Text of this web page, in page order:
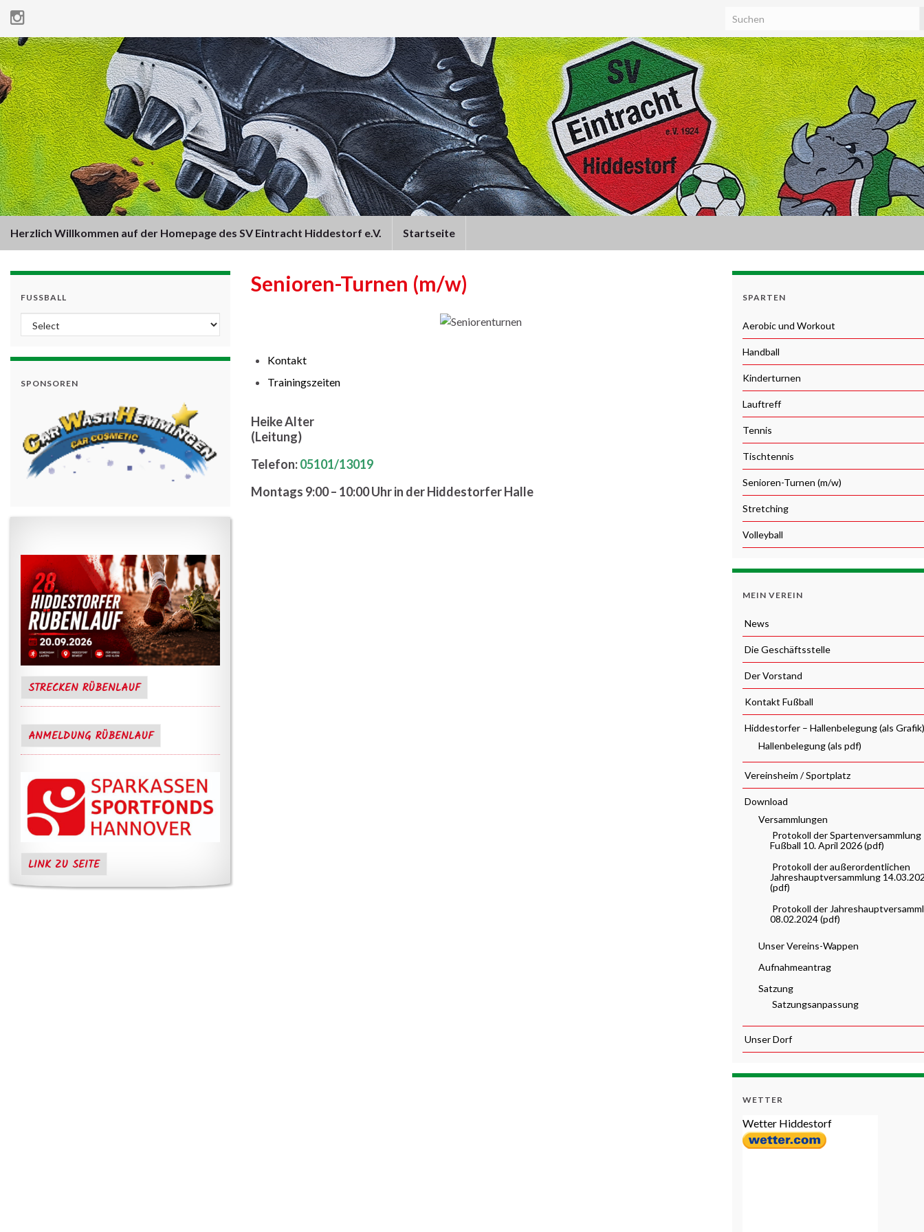
Herzlich Willkommen auf der Homepage des SV Eintracht Hiddestorf e.V. Startseite
FUSSBALL
SPONSOREN
STRECKEN RÜBENLAUF
ANMELDUNG RÜBENLAUF
LINK ZU SEITE
Senioren-Turnen (m/w)
Kontakt
Trainingszeiten
Heike Alter
(Leitung)
Telefon:05101/13019
Montags 9:00 – 10:00 Uhr in der Hiddestorfer Halle
SPARTEN
Aerobic und Workout
Handball
Kinderturnen
Lauftreff
Tennis
Tischtennis
Senioren-Turnen (m/w)
Stretching
Volleyball
MEIN VEREIN
News
Die Geschäftsstelle
Der Vorstand
Kontakt Fußball
Hiddestorfer – Hallenbelegung (als Grafik)
Hallenbelegung (als pdf)
Vereinsheim / Sportplatz
Download
Versammlungen
Protokoll der Spartenversammlung
Fußball 10. April 2026 (pdf)
Protokoll der außerordentlichen
Jahreshauptversammlung
(pdf)
Protokoll der
08.02.2024 (pdf)
Unser Vereins-Wappen
Aufnahmeantrag
Satzung
Satzungsanpassung
Unser Dorf
WETTER
Wetter Hiddestorf